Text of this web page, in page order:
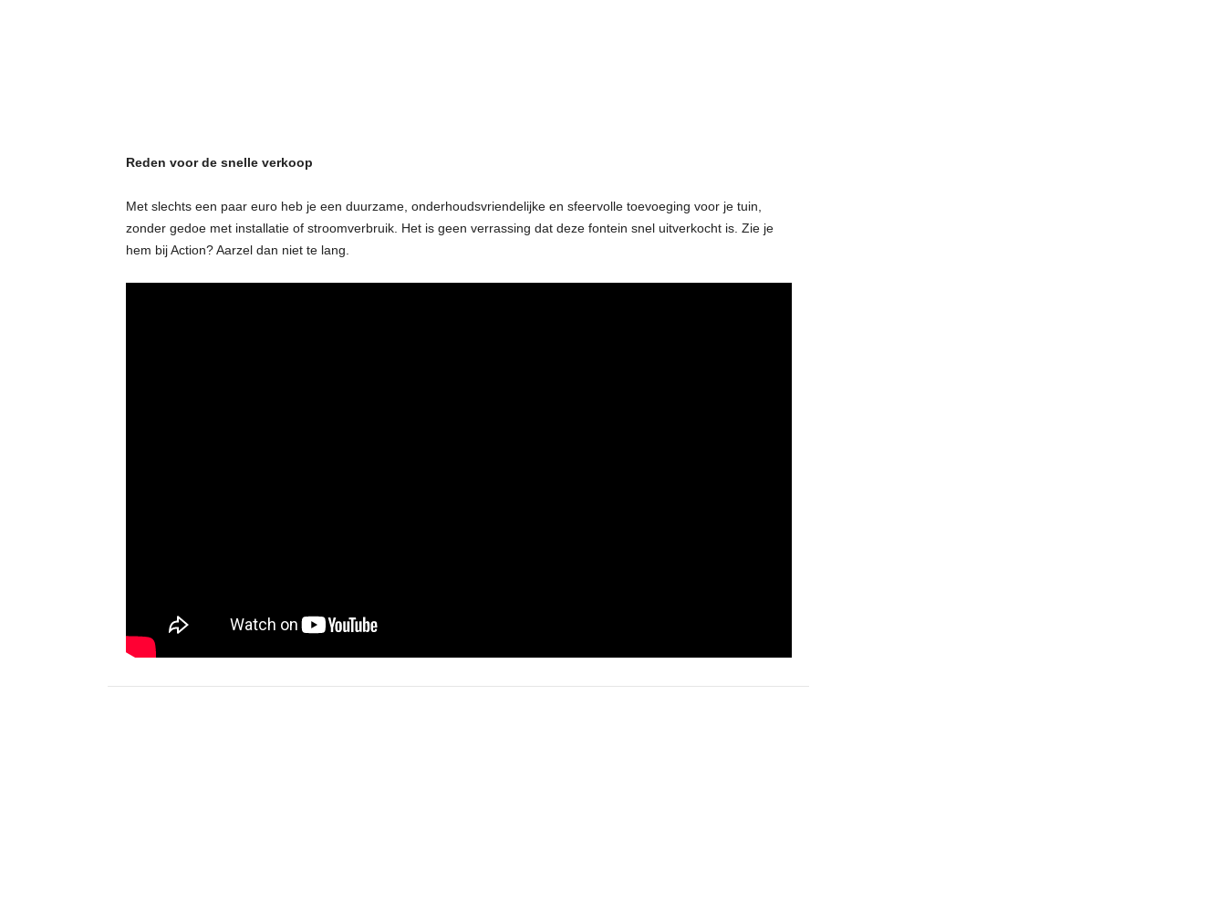
Reden voor de snelle verkoop
Met slechts een paar euro heb je een duurzame, onderhoudsvriendelijke en sfeervolle toevoeging voor je tuin,
zonder gedoe met installatie of stroomverbruik. Het is geen verrassing dat deze fontein snel uitverkocht is. Zie je
hem bij Action? Aarzel dan niet te lang.